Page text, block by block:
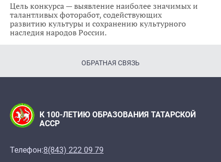
Цель конкурса — выявление наиболее значимых и
талантливых фоторабот, содействующих
развитию культуры и сохранению культурного
наследия народов России.
ОБРАТНАЯ СВЯЗЬ
К 100-ЛЕТИЮ ОБРАЗОВАНИЯ ТАТАРСКОЙ
АССР
Телефон:8(843) 222 09 79